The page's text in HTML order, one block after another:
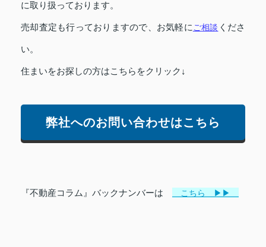
に取り扱っております。
売却査定も行っておりますので、お気軽に ご相談 くださ
い。
住まいをお探しの方はこちらをクリック↓
弊社へのお問い合わせはこちら
『不動産コラム』バックナンバーは こちら ▶▶